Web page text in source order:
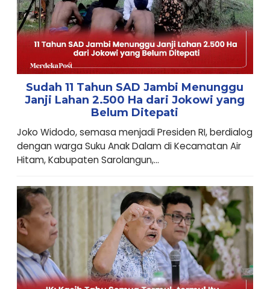
Sudah 11 Tahun SAD Jambi Menunggu
Janji Lahan 2.500 Ha dari Jokowi yang
Belum Ditepati
Joko Widodo, semasa menjadi Presiden RI, berdialog
dengan warga Suku Anak Dalam di Kecamatan Air
Hitam, Kabupaten Sarolangun,...